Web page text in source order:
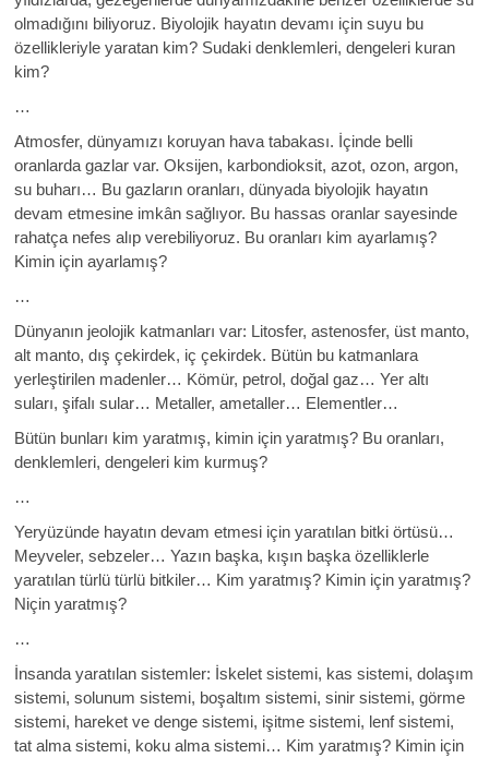
olmadığını biliyoruz. Biyolojik hayatın devamı için suyu bu
özellikleriyle yaratan kim? Sudaki denklemleri, dengeleri kuran
kim?
…
Atmosfer, dünyamızı koruyan hava tabakası. İçinde belli
oranlarda gazlar var. Oksijen, karbondioksit, azot, ozon, argon,
su buharı… Bu gazların oranları, dünyada biyolojik hayatın
devam etmesine imkân sağlıyor. Bu hassas oranlar sayesinde
rahatça nefes alıp verebiliyoruz. Bu oranları kim ayarlamış?
Kimin için ayarlamış?
…
Dünyanın jeolojik katmanları var: Litosfer, astenosfer, üst manto,
alt manto, dış çekirdek, iç çekirdek. Bütün bu katmanlara
yerleştirilen madenler… Kömür, petrol, doğal gaz… Yer altı
suları, şifalı sular… Metaller, ametaller… Elementler…
Bütün bunları kim yaratmış, kimin için yaratmış? Bu oranları,
denklemleri, dengeleri kim kurmuş?
…
Yeryüzünde hayatın devam etmesi için yaratılan bitki örtüsü…
Meyveler, sebzeler… Yazın başka, kışın başka özelliklerle
yaratılan türlü türlü bitkiler… Kim yaratmış? Kimin için yaratmış?
Niçin yaratmış?
…
İnsanda yaratılan sistemler: İskelet sistemi, kas sistemi, dolaşım
sistemi, solunum sistemi, boşaltım sistemi, sinir sistemi, görme
sistemi, hareket ve denge sistemi, işitme sistemi, lenf sistemi,
tat alma sistemi, koku alma sistemi… Kim yaratmış? Kimin için